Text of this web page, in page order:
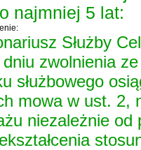
najmniej 5 lat:
Służby
zwolnienia
służbowego
mowa w ust. 2,
niezależnie od